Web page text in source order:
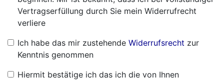
Vertragserfüllung durch Sie mein Widerrufrecht
verliere
Ich habe das mir zustehende Widerrufsrecht zur
Kenntnis genommen
Hiermit bestätige ich das ich die von Ihnen